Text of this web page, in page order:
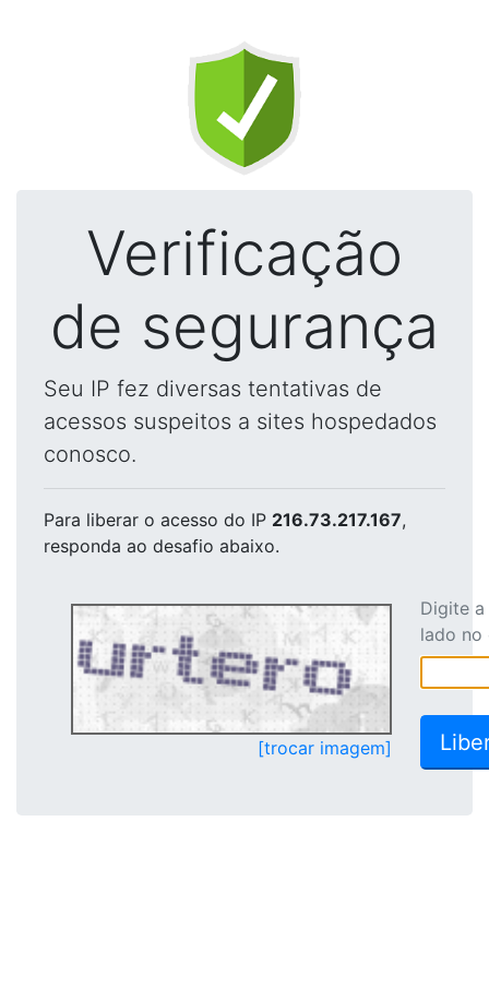
Verificação
de segurança
Seu IP fez diversas tentativas de
acessos suspeitos a sites hospedados
conosco.
Para liberar o acesso do IP 216.73.217.167,
responda ao desafio abaixo.
[trocar imagem]
Digite
lado no